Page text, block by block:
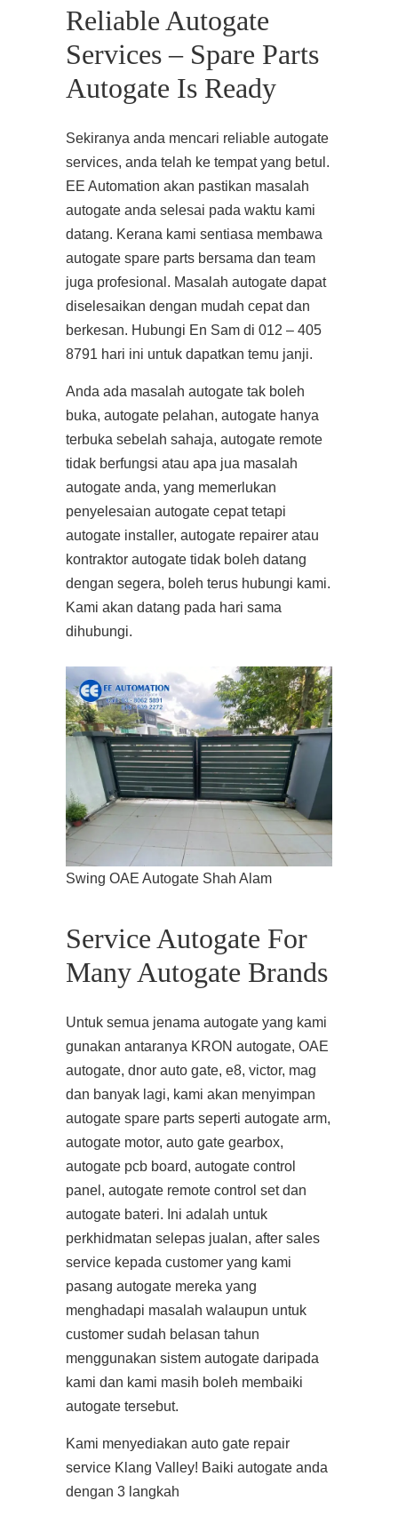
Reliable Autogate
Services – Spare Parts
Autogate Is Ready
Sekiranya anda mencari reliable autogate
services, anda telah ke tempat yang betul.
EE Automation akan pastikan masalah
autogate anda selesai pada waktu kami
datang. Kerana kami sentiasa membawa
autogate spare parts bersama dan team
juga profesional. Masalah autogate dapat
diselesaikan dengan mudah cepat dan
berkesan. Hubungi En Sam di 012 – 405
8791 hari ini untuk dapatkan temu janji.
Anda ada masalah autogate tak boleh
buka, autogate pelahan, autogate hanya
terbuka sebelah sahaja, autogate remote
tidak berfungsi atau apa jua masalah
autogate anda, yang memerlukan
penyelesaian autogate cepat tetapi
autogate installer, autogate repairer atau
kontraktor autogate tidak boleh datang
dengan segera, boleh terus hubungi kami.
Kami akan datang pada hari sama
dihubungi.
Swing OAE Autogate Shah Alam
Service Autogate For
Many Autogate Brands
Untuk semua jenama autogate yang kami
gunakan antaranya KRON autogate, OAE
autogate, dnor auto gate, e8, victor, mag
dan banyak lagi, kami akan menyimpan
autogate spare parts seperti autogate arm,
autogate motor, auto gate gearbox,
autogate pcb board, autogate control
panel, autogate remote control set dan
autogate bateri. Ini adalah untuk
perkhidmatan selepas jualan, after sales
service kepada customer yang kami
pasang autogate mereka yang
menghadapi masalah walaupun untuk
customer sudah belasan tahun
menggunakan sistem autogate daripada
kami dan kami masih boleh membaiki
autogate tersebut.
Kami menyediakan auto gate repair
service Klang Valley! Baiki autogate anda
dengan 3 langkah